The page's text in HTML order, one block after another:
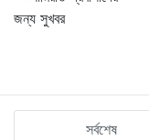
সর্বশেষ